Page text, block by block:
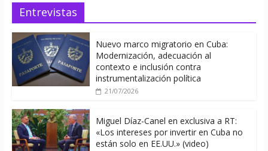
Entrevistas
Nuevo marco migratorio en Cuba:
Modernización, adecuación al
contexto e inclusión contra
instrumentalización política
21/07/2026
Miguel Díaz-Canel en exclusiva a RT:
«Los intereses por invertir en Cuba no
están solo en EE.UU.» (video)